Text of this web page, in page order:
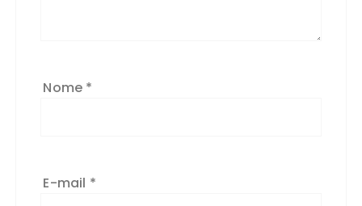
Nome *
E-mail *